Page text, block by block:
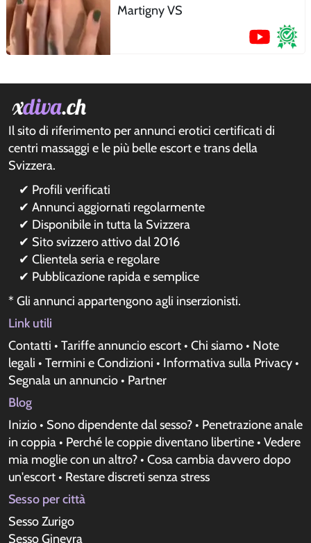
Martigny VS
Il sito di riferimento per annunci erotici certificati di
centri massaggi e le più belle escort e trans della
Svizzera.
✔ Profili verificati
✔ Annunci aggiornati regolarmente
✔ Disponibile in tutta la Svizzera
✔ Sito svizzero attivo dal 2016
✔ Clientela seria e regolare
✔ Pubblicazione rapida e semplice
* Gli annunci appartengono agli inserzionisti.
Link utili
Contatti • Tariffe annuncio escort • Chi siamo • Note
legali • Termini e Condizioni • Informativa sulla Privacy •
Segnala un annuncio • Partner
Blog
Inizio • Sono dipendente dal sesso? • Penetrazione anale
in coppia • Perché le coppie diventano libertine • Vedere
mia moglie con un altro? • Cosa cambia davvero dopo
un'escort • Restare discreti senza stress
Sesso per città
Sesso Zurigo
Sesso Ginevra